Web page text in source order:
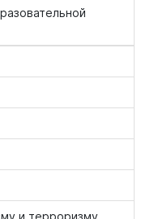
и терроризму